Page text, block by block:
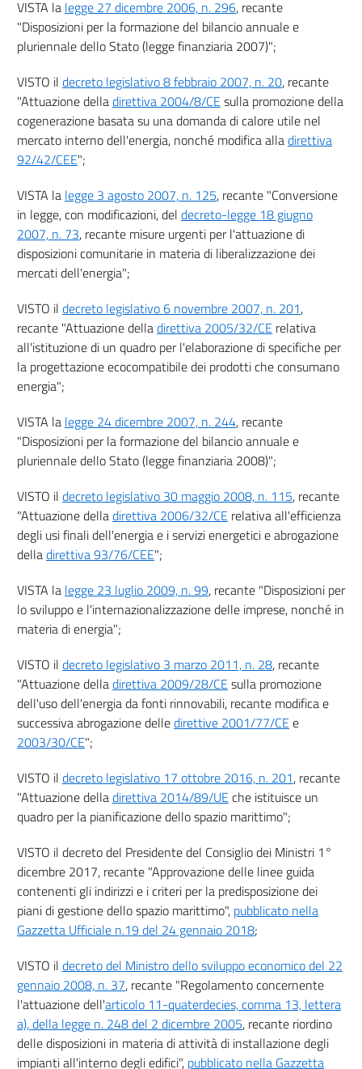
45 bis
TITOLO VI
((Informazione, formazione, garanzie
Capo I
Informazione, formazione e garanzie d'origine
46
47
47 bis
TITOLO VII
DISPOSIZIONI FINALI
CAPO I
Monitoraggio, relazioni e controlli
48
49
50
Allegati
Allegato I
Allegato
Allegato
Allegato III
Allegato
Allegato IV
Allegato
Allegato V
Allegato
Allegato VI
Allegato
Allegato VII
Allegato
Allegato VIII
VISTA la legge 27 dicembre 2006, n. 296, recante
"Disposizioni per la formazione del bilancio annuale e
pluriennale dello Stato (legge finanziaria 2007)";
VISTO il decreto legislativo 8 febbraio 2007, n. 20, recante
"Attuazione delladirettiva 2004/8/CE sulla promozione della
cogenerazione basata su una domanda di calore utile nel
mercato interno dell'energia, nonché modifica alladirettiva
92/42/CEE";
VISTA la legge 3 agosto 2007, n. 125, recante "Conversione
in legge, con modificazioni, del decreto-legge 18 giugno
2007, n. 73, recante misure urgenti per l'attuazione di
disposizioni comunitarie in materia di liberalizzazione dei
mercati dell'energia";
VISTO il decreto legislativo 6 novembre 2007, n. 201,
recante "Attuazione delladirettiva 2005/32/CE relativa
all'istituzione di un quadro per l'elaborazione di specifiche per
la progettazione ecocompatibile dei prodotti che consumano
energia";
VISTA la legge 24 dicembre 2007, n. 244, recante
"Disposizioni per la formazione del bilancio annuale e
pluriennale dello Stato (legge finanziaria 2008)";
VISTO il decreto legislativo 30 maggio 2008, n. 115, recante
"Attuazione delladirettiva 2006/32/CE relativa all'efficienza
degli usi finali dell'energia e i servizi energetici e abrogazione
delladirettiva 93/76/CEE";
VISTA la legge 23 luglio 2009, n. 99, recante "Disposizioni per
lo sviluppo e l'internazionalizzazione delle imprese, nonché in
materia di energia";
VISTO il decreto legislativo 3 marzo 2011, n. 28, recante
"Attuazione delladirettiva 2009/28/CE sulla promozione
dell'uso dell'energia da fonti rinnovabili, recante modifica e
successiva abrogazione delledirettive 2001/77/CE e
2003/30/CE";
VISTO il decreto legislativo 17 ottobre 2016, n. 201, recante
"Attuazione delladirettiva 2014/89/UE che istituisce un
quadro per la pianificazione dello spazio marittimo";
VISTO il decreto del Presidente del Consiglio dei Ministri 1°
dicembre 2017, recante "Approvazione delle linee guida
contenenti gli indirizzi e i criteri per la predisposizione dei
piani di gestione dello spazio marittimo", pubblicato nella
Gazzetta Ufficiale n.19 del 24 gennaio 2018;
VISTO il decreto del Ministro dello sviluppo economico del 22
gennaio 2008, n. 37, recante "Regolamento concernente
l'attuazione dell'articolo 11-quaterdecies, comma 13, lettera
a), della legge n. 248 del 2 dicembre 2005, recante riordino
delle disposizioni in materia di attività di installazione degli
impianti all'interno degli edifici", pubblicato nella Gazzetta